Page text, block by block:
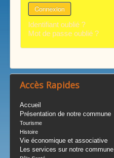
Connexion
Identifiant oublié ?
Mot de passe oublié ?
Accès Rapides
Accueil
Présentation de notre commune
Tourisme
Histoire
Vie économique et associative
Les services sur notre commune